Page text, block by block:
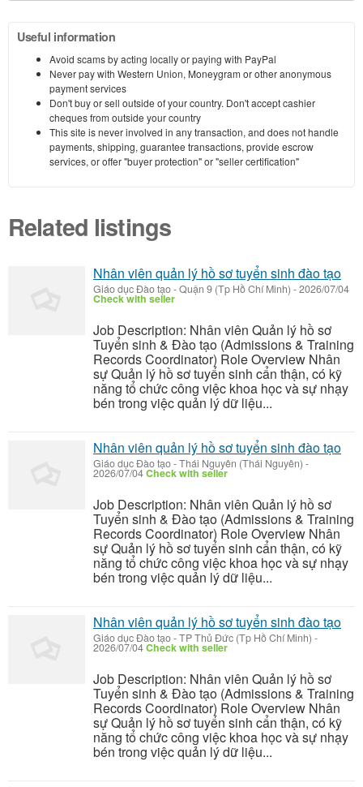
Useful information
Avoid scams by acting locally or paying with PayPal
Never pay with Western Union, Moneygram or other anonymous
payment services
Don't buy or sell outside of your country. Don't accept cashier
cheques from outside your country
This site is never involved in any transaction, and does not handle
payments, shipping, guarantee transactions, provide escrow
services, or offer "buyer protection" or "seller certification"
Related listings
Nhân viên quản lý hồ sơ tuyển sinh đào tạo
Giáo dục Đào tạo-Quận 9 (Tp Hồ Chí Minh) -2026/07/04
Check with seller
Job Description: Nhân viên Quản lý hồ sơ
Tuyển sinh & Đào tạo (Admissions & Training
Records Coordinator) Role Overview Nhân
sự Quản lý hồ sơ tuyển sinh cẩn thận, có kỹ
năng tổ chức công việc khoa học và sự nhạy
bén trong việc quản lý dữ liệu...
Nhân viên quản lý hồ sơ tuyển sinh đào tạo
Giáo dục Đào tạo-Thái Nguyên (Thái Nguyên) -
2026/07/04Check with seller
Job Description: Nhân viên Quản lý hồ sơ
Tuyển sinh & Đào tạo (Admissions & Training
Records Coordinator) Role Overview Nhân
sự Quản lý hồ sơ tuyển sinh cẩn thận, có kỹ
năng tổ chức công việc khoa học và sự nhạy
bén trong việc quản lý dữ liệu...
Nhân viên quản lý hồ sơ tuyển sinh đào tạo
Giáo dục Đào tạo-TP Thủ Đức (Tp Hồ Chí Minh) -
2026/07/04Check with seller
Job Description: Nhân viên Quản lý hồ sơ
Tuyển sinh & Đào tạo (Admissions & Training
Records Coordinator) Role Overview Nhân
sự Quản lý hồ sơ tuyển sinh cẩn thận, có kỹ
năng tổ chức công việc khoa học và sự nhạy
bén trong việc quản lý dữ liệu...